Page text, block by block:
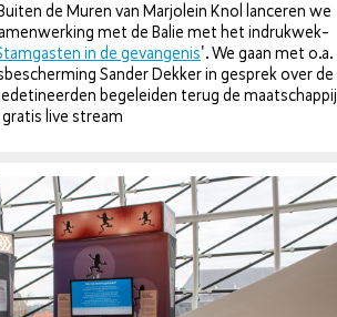
de Muren van Marjolein Knol lanceren we
met de Balie met het in­druk­wek­
in de ge­van­ge­nis'. We gaan met o.a.
Sander Dekker in gesprek over de
be­ge­lei­den terug de maat­schap­pij
live stream